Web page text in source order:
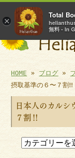
肩こり・頭痛などには岡
Helianthus
HOME » ブログ »
摂取基準の６〜７割‼︎
日本人のカルシ
７割‼︎
×
Total
無料 - In